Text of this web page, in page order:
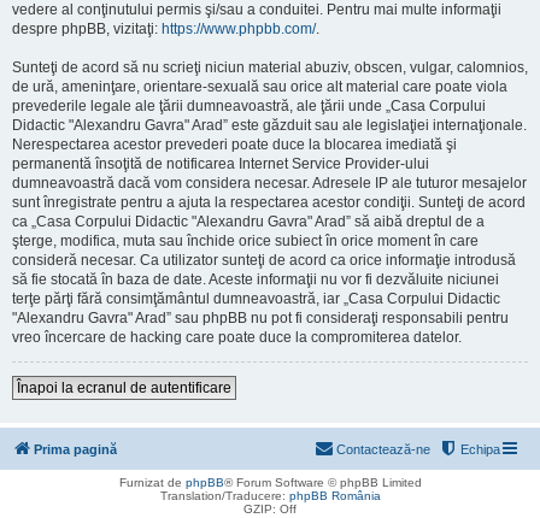
vedere al conţinutului permis şi/sau a conduitei. Pentru mai multe informaţii
despre phpBB, vizitaţi: https://www.phpbb.com/.
Sunteţi de acord să nu scrieţi niciun material abuziv, obscen, vulgar, calomnios,
de ură, ameninţare, orientare-sexuală sau orice alt material care poate viola
prevederile legale ale ţării dumneavoastră, ale ţării unde „Casa Corpului
Didactic "Alexandru Gavra" Arad” este găzduit sau ale legislaţiei internaţionale.
Nerespectarea acestor prevederi poate duce la blocarea imediată şi
permanentă însoţită de notificarea Internet Service Provider-ului
dumneavoastră dacă vom considera necesar. Adresele IP ale tuturor mesajelor
sunt înregistrate pentru a ajuta la respectarea acestor condiţii. Sunteţi de acord
ca „Casa Corpului Didactic "Alexandru Gavra" Arad” să aibă dreptul de a
şterge, modifica, muta sau închide orice subiect în orice moment în care
consideră necesar. Ca utilizator sunteţi de acord ca orice informaţie introdusă
să fie stocată în baza de date. Aceste informaţii nu vor fi dezvăluite niciunei
terţe părţi fără consimţământul dumneavoastră, iar „Casa Corpului Didactic
"Alexandru Gavra" Arad” sau phpBB nu pot fi consideraţi responsabili pentru
vreo încercare de hacking care poate duce la compromiterea datelor.
Înapoi la ecranul de autentificare
Prima pagină Echipa
Contactează-ne
Furnizat de phpBB® Forum Software © phpBB Limited
Translation/Traducere: phpBB România
GZIP: Off